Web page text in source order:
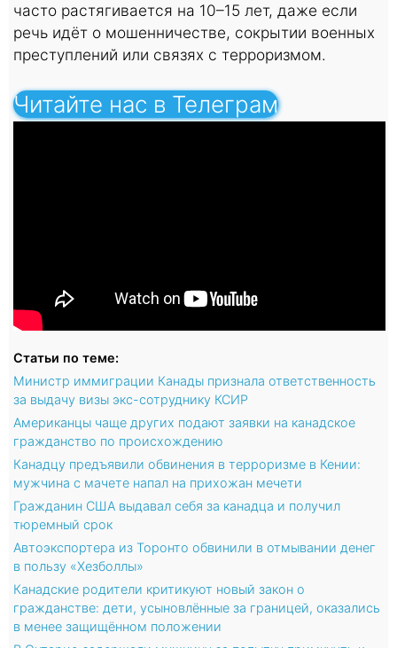
часто растягивается на 10–15 лет, даже если
речь идёт о мошенничестве, сокрытии военных
преступлений или связях с терроризмом.
Читайте нас в Телеграм
Статьи по теме:
Министр иммиграции Канады признала ответственность
за выдачу визы экс-сотруднику КСИР
Американцы чаще других подают заявки на канадское
гражданство по происхождению
Канадцу предъявили обвинения в терроризме в Кении:
мужчина с мачете напал на прихожан мечети
Гражданин США выдавал себя за канадца и получил
тюремный срок
Автоэкспортера из Торонто обвинили в отмывании денег
в пользу «Хезболлы»
Канадские родители критикуют новый закон о
гражданстве: дети, усыновлённые за границей, оказались
в менее защищённом положении